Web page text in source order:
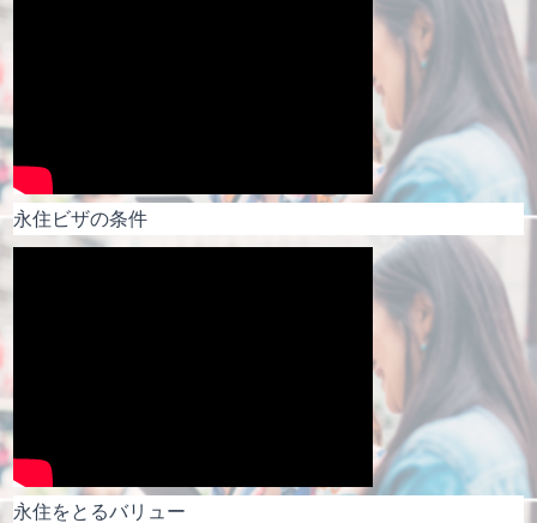
永住ビザの条件
永住をとるバリュー